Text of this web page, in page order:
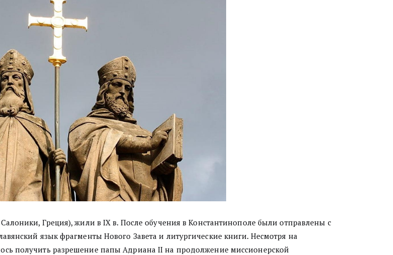
Греция), жили в IX в. После обучения в Константинополе были отправлены с
язык фрагменты Нового Завета и литургические книги. Несмотря на
получить разрешение папы Адриана II на продолжение миссионерской